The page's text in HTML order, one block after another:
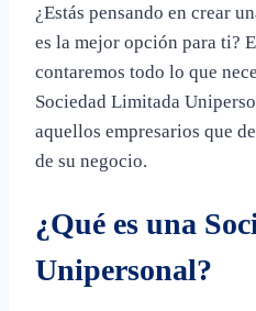
¿Estás pensando en crear
es la mejor opción para ti?
contaremos todo lo que
Sociedad Limitada
aquellos empresarios que
de su negocio.
¿Qué es una
Unipersonal?